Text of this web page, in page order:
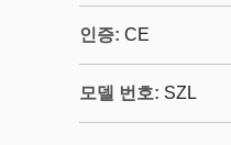
인증: CE
모델 번호: SZL